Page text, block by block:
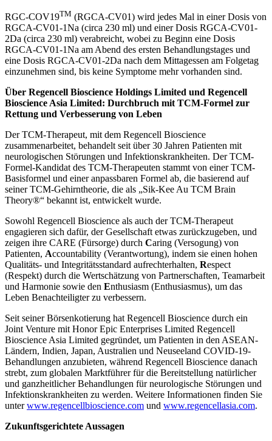
RGC-COV19TM (RGCA-CV01) wird jedes Mal in einer Dosis von
RGCA-CV01-1Na (circa 230 ml) und einer Dosis RGCA-CV01-
2Da (circa 230 ml) verabreicht, wobei zu Beginn eine Dosis
RGCA-CV01-1Na am Abend des ersten Behandlungstages und
eine Dosis RGCA-CV01-2Da nach dem Mittagessen am Folgetag
einzunehmen sind, bis keine Symptome mehr vorhanden sind.
Über Regencell Bioscience Holdings Limited und Regencell
Bioscience Asia Limited: Durchbruch mit TCM-Formel zur
Rettung und Verbesserung von Leben
Der TCM-Therapeut, mit dem Regencell Bioscience
zusammenarbeitet, behandelt seit über 30 Jahren Patienten mit
neurologischen Störungen und Infektionskrankheiten. Der TCM-
Formel-Kandidat des TCM-Therapeuten stammt von einer TCM-
Basisformel und einer anpassbaren Formel ab, die basierend auf
seiner TCM-Gehirntheorie, die als „Sik-Kee Au TCM Brain
Theory®“ bekannt ist, entwickelt wurde.
Sowohl Regencell Bioscience als auch der TCM-Therapeut
engagieren sich dafür, der Gesellschaft etwas zurückzugeben, und
zeigen ihre CARE (Fürsorge) durch Caring (Versogung) von
Patienten, Accountability (Verantwortung), indem sie einen hohen
Qualitäts- und Integritätsstandard aufrechterhalten, Respect
(Respekt) durch die Wertschätzung von Partnerschaften, Teamarbeit
und Harmonie sowie den Enthusiasm (Enthusiasmus), um das
Leben Benachteiligter zu verbessern.
Seit seiner Börsenkotierung hat Regencell Bioscience durch ein
Joint Venture mit Honor Epic Enterprises Limited Regencell
Bioscience Asia Limited gegründet, um Patienten in den ASEAN-
Ländern, Indien, Japan, Australien und Neuseeland COVID-19-
Behandlungen anzubieten, während Regencell Bioscience danach
strebt, zum globalen Marktführer für die Bereitstellung natürlicher
und ganzheitlicher Behandlungen für neurologische Störungen und
Infektionskrankheiten zu werden. Weitere Informationen finden Sie
unterwww.regencellbioscience.com und www.regencellasia.com.
Zukunftsgerichtete Aussagen